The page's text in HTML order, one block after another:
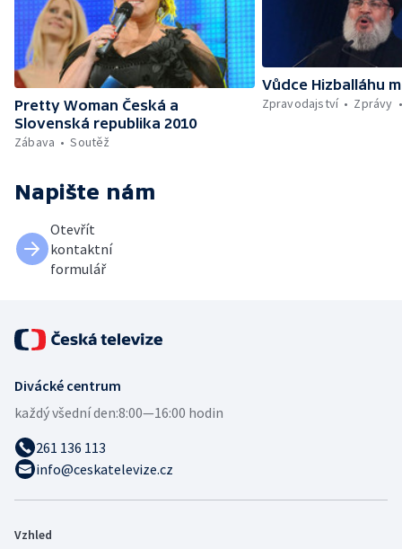
Pretty Woman Česká a
Slovenská republika 2010
Zábava
Soutěž
Vůdce Hizballáhu
Zpravodajství
Zprávy
Napište nám
Otevřít
kontaktní
formulář
Divácké centrum
každý všední den:8:00—16:00 hodin
261 136 113
info@ceskatelevize.cz
Vzhled